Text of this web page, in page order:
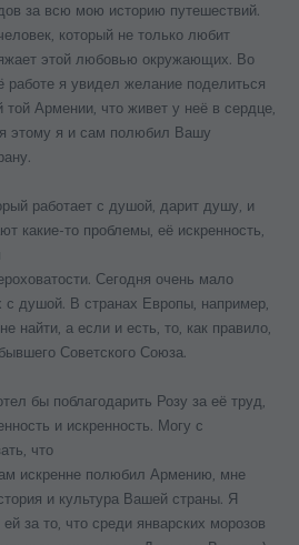
за всю мою историю путешествий.
который не только любит
этой любовью окружающих. Во
работе я увидел желание поделиться
той Армении, что живет у неё в сердце,
этому я и сам полюбил Вашу
работает с душой, дарит душу, и
какие-то проблемы, её искренность,
Сегодня очень мало
с душой. В странах Европы, например,
найти, а если и есть, то, как правило,
Советского Союза.
бы поблагодарить Розу за её труд,
и искренность. Могу с
что
искренне полюбил Армению, мне
и культура Вашей страны. Я
за то, что среди январских морозов